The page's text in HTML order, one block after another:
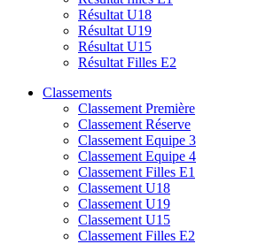
Résultat U18
Résultat U19
Résultat U15
Résultat Filles E2
Classements
Classement Première
Classement Réserve
Classement Equipe 3
Classement Equipe 4
Classement Filles E1
Classement U18
Classement U19
Classement U15
Classement Filles E2